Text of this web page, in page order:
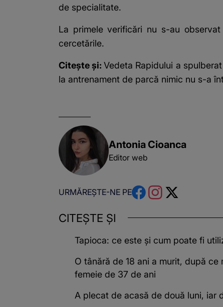
de specialitate.
La primele verificări nu s-au
cercetările.
Citește și:Vedeta Rapidului a
la antrenament de parcă nimic nu s-a
Antonia Cioanca
Editor web
URMĂREȘTE-NE PE
CITEȘTE ȘI
Tapioca: ce este și cum poate fi
O tânără de 18 ani a murit, după
femeie de 37 de ani
A plecat de acasă de două luni, iar